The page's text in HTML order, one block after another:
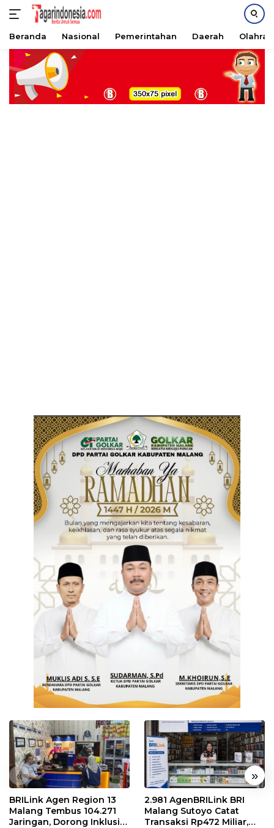
Langsung
konten
Beranda Nasional Pemerintahan Daerah
« »
BRILink Agen Region 13
Malang Tembus 104.271
Jaringan, Dorong Inklusi
2.981 AgenBRILink BRI
Malang Sutoyo Catat
Transaksi Rp472 Miliar,